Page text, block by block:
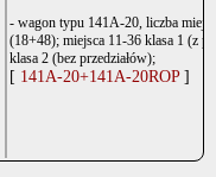
- wagon typu 141A-20, liczba
(18+48); miejsca 11-36 klasa 1 (z
klasa 2 (bez przedziałów);
[ 141A-20+141A-20ROP ]